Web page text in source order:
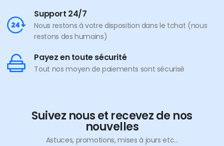
Support 24/7
Nous restons à votre disposition dans le tchat (nous
restons des humains)
Payez en toute sécurité
Tout nos moyen de paiements sont sécurisé
Suivez nous et recevez de nos
nouvelles
Astuces, promotions, mises à jours etc...